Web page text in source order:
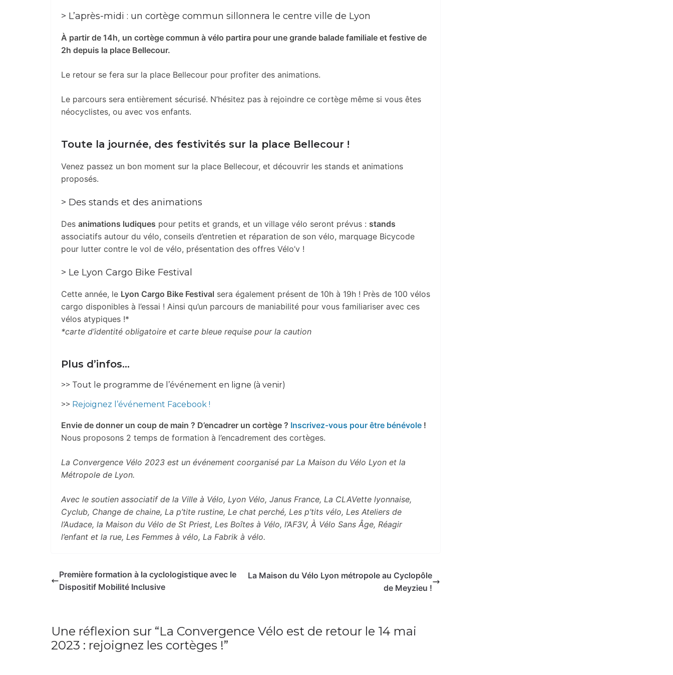
> L’après-midi : un cortège commun sillonnera le centre ville de Lyon
À partir de 14h, un cortège commun à vélo partira pour une grande balade familiale et festive de
2h depuis la place Bellecour.
Le retour se fera sur la place Bellecour pour profiter des animations.
Le parcours sera entièrement sécurisé. N’hésitez pas à rejoindre ce cortège même si vous êtes
néocyclistes, ou avec vos enfants.
Toute la journée, des festivités sur la place Bellecour !
Venez passez un bon moment sur la place Bellecour, et découvrir les stands et animations
proposés.
> Des stands et des animations
Des animations ludiques pour petits et grands, et un village vélo seront prévus : stands
associatifs autour du vélo, conseils d’entretien et réparation de son vélo, marquage Bicycode
pour lutter contre le vol de vélo, présentation des offres Vélo’v !
> Le Lyon Cargo Bike Festival
Cette année, le Lyon Cargo Bike Festival sera également présent de 10h à 19h ! Près de 100 vélos
cargo disponibles à l’essai ! Ainsi qu’un parcours de maniabilité pour vous familiariser avec ces
vélos atypiques !*
*carte d’identité obligatoire et carte bleue requise pour la caution
Plus d’infos…
>> Tout le programme de l’événement en ligne (à venir)
>> Rejoignez l’événement Facebook !
Envie de donner un coup de main ? D’encadrer un cortège ? Inscrivez-vous pour être bénévole !
Nous proposons 2 temps de formation à l’encadrement des cortèges.
La Convergence Vélo 2023 est un événement coorganisé par La Maison du Vélo Lyon et la
Métropole de Lyon.
Avec le soutien associatif de la Ville à Vélo, Lyon Vélo, Janus France, La CLAVette lyonnaise,
Cyclub, Change de chaine, La p’tite rustine, Le chat perché, Les p’tits vélo, Les Ateliers de
l’Audace, la Maison du Vélo de St Priest, Les Boîtes à Vélo, l’AF3V, À Vélo Sans Âge, Réagir
l’enfant et la rue, Les Femmes à vélo, La Fabrik à vélo.
Première formation à la cyclologistique avec le
Dispositif Mobilité Inclusive
La Maison du Vélo Lyon métropole au Cyclopôle
de Meyzieu !
Une réflexion sur “La Convergence Vélo est de retour le 14 mai
2023 : rejoignez les cortèges !”